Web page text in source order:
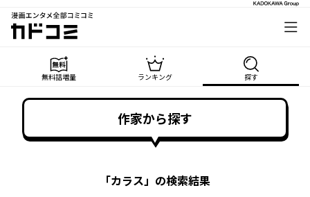
漫画エンタメ全部コミコミ
カドコミ
無料話増量 ランキング 探す
作家から探す
「カラス」の検索結果